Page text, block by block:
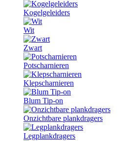
Kogelgeleiders
Wit
Zwart
Potscharnieren
Klepscharnieren
Blum Tip-on
Onzichtbare plankdragers
Legplankdragers